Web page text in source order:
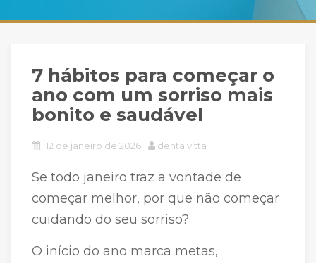
7 hábitos para começar o
ano com um sorriso mais
bonito e saudável
12 de janeiro de 2026 dentalvitta
Se todo janeiro traz a vontade de
começar melhor, por que não começar
cuidando do seu sorriso?
O início do ano marca metas,